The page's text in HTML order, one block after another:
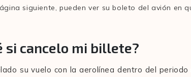
siguiente, pueden ver su boleto del avión en
si cancelo mi billete?
su vuelo con la aerolínea dentro del